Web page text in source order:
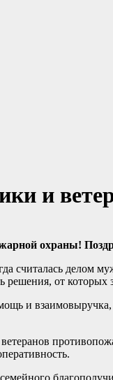
и
охраны!
считалась делом
от которых
и